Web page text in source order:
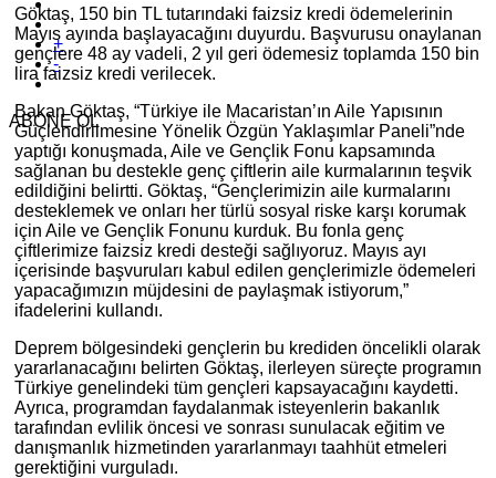
+
-
ABONE OL
Göktaş, 150 bin TL tutarındaki faizsiz kredi ödemelerinin
Mayıs ayında başlayacağını duyurdu. Başvurusu onaylanan
gençlere 48 ay vadeli, 2 yıl geri ödemesiz toplamda 150 bin
lira faizsiz kredi verilecek.
Bakan Göktaş, “Türkiye ile Macaristan’ın Aile Yapısının
Güçlendirilmesine Yönelik Özgün Yaklaşımlar Paneli”nde
yaptığı konuşmada, Aile ve Gençlik Fonu kapsamında
sağlanan bu destekle genç çiftlerin aile kurmalarının teşvik
edildiğini belirtti. Göktaş, “Gençlerimizin aile kurmalarını
desteklemek ve onları her türlü sosyal riske karşı korumak
için Aile ve Gençlik Fonunu kurduk. Bu fonla genç
çiftlerimize faizsiz kredi desteği sağlıyoruz. Mayıs ayı
içerisinde başvuruları kabul edilen gençlerimizle ödemeleri
yapacağımızın müjdesini de paylaşmak istiyorum,”
ifadelerini kullandı.
Deprem bölgesindeki gençlerin bu krediden öncelikli olarak
yararlanacağını belirten Göktaş, ilerleyen süreçte programın
Türkiye genelindeki tüm gençleri kapsayacağını kaydetti.
Ayrıca, programdan faydalanmak isteyenlerin bakanlık
tarafından evlilik öncesi ve sonrası sunulacak eğitim ve
danışmanlık hizmetinden yararlanmayı taahhüt etmeleri
gerektiğini vurguladı.